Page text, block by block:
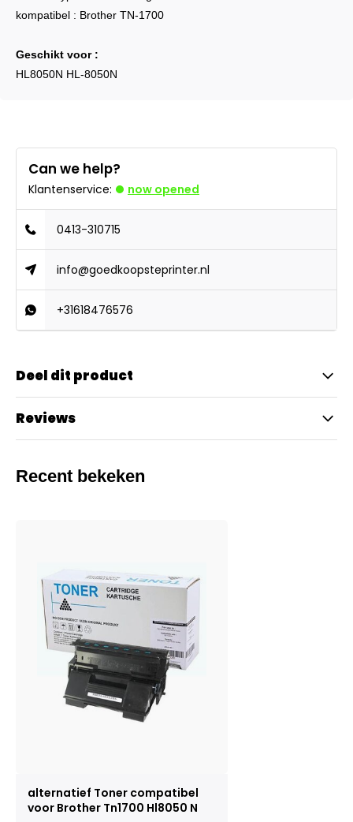
kompatibel : Brother TN-1700
Geschikt voor :
HL8050N HL-8050N
Can we help?
Klantenservice: now opened
0413-310715
info@goedkoopsteprinter.nl
+31618476576
Deel dit product
Reviews
Recent bekeken
alternatief Toner compatibel
voor Brother Tn1700 Hl8050 N